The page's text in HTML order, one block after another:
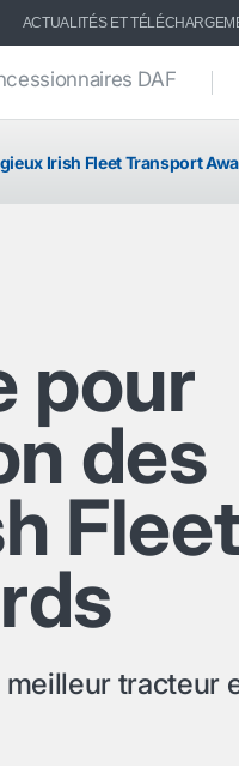
ACTUALITÉS ET
DAF
Irish Fleet Transport
pour
des
meilleur tracteur